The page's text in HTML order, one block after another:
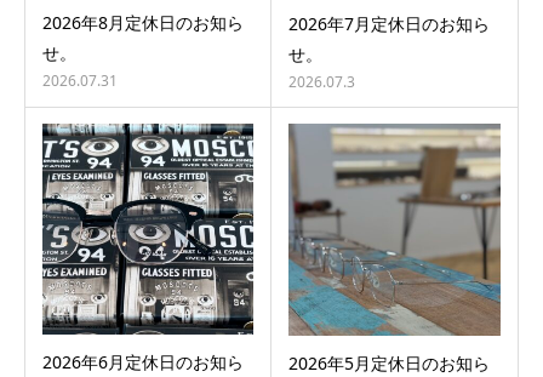
2026年8月定休日のお知ら
せ。
2026.07.31
2026年7月定休日のお知ら
せ。
2026.07.3
2026年6月定休日のお知ら
2026年5月定休日のお知ら